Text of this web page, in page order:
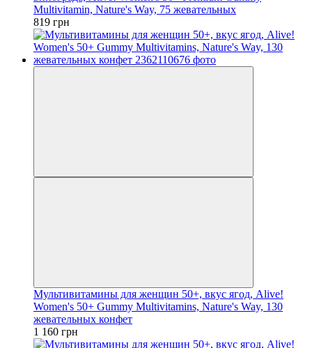
Multivitamin, Nature's Way, 75 жевательных
819 грн
Мультивитамины для женщин 50+, вкус ягод, Alive!
Women's 50+ Gummy Multivitamins, Nature's Way, 130
жевательных конфет
1 160 грн